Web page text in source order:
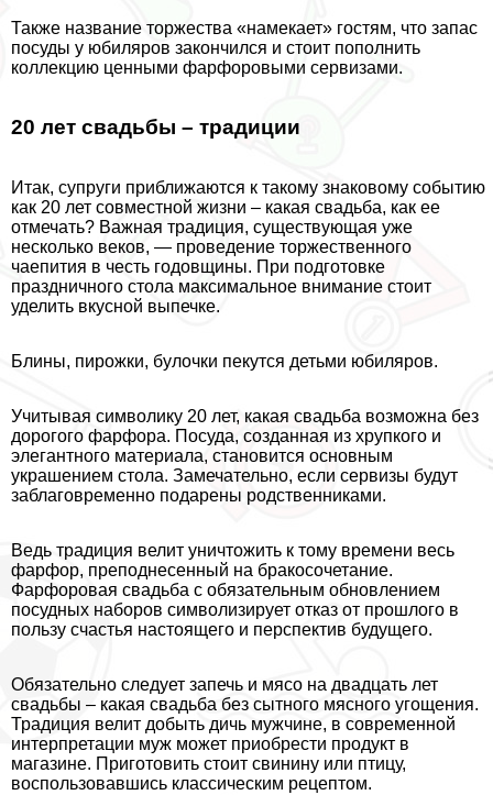
Также название торжества «намекает» гостям, что запас
посуды у юбиляров закончился и стоит пополнить
коллекцию ценными фарфоровыми сервизами.
20 лет свадьбы – традиции
Итак, супруги приближаются к такому знаковому событию
как 20 лет совместной жизни – какая свадьба, как ее
отмечать? Важная традиция, существующая уже
несколько веков, — проведение торжественного
чаепития в честь годовщины. При подготовке
праздничного стола максимальное внимание стоит
уделить вкусной выпечке.
Блины, пирожки, булочки пекутся детьми юбиляров.
Учитывая символику 20 лет, какая свадьба возможна без
дорогого фарфора. Посуда, созданная из хрупкого и
элегантного материала, становится основным
украшением стола. Замечательно, если сервизы будут
заблаговременно подарены родственниками.
Ведь традиция велит уничтожить к тому времени весь
фарфор, преподнесенный на бpaкосочетание.
Фарфоровая свадьба с обязательным обновлением
посудных наборов символизирует отказ от прошлого в
пользу счастья настоящего и перспектив будущего.
Обязательно следует запечь и мясо на двадцать лет
свадьбы – какая свадьба без сытного мясного угощения.
Традиция велит добыть дичь мужчине, в современной
интерпретации муж может приобрести продукт в
магазине. Приготовить стоит свинину или птицу,
воспользовавшись классическим рецептом.